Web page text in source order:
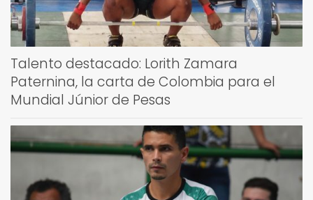
Talento destacado: Lorith Zamara
Paternina, la carta de Colombia para el
Mundial Júnior de Pesas